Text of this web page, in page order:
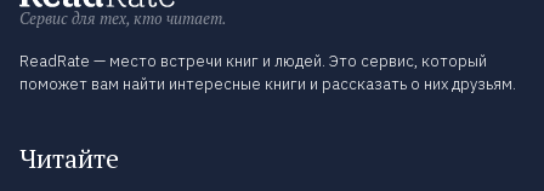
Сервис для тех, кто читает.
ReadRate — место встречи книг и людей. Это сервис, который
поможет вам найти интересные книги и рассказать о них друзьям.
Читайте